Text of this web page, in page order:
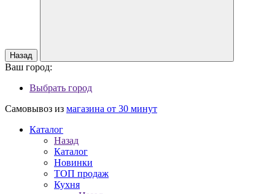
Назад
Ваш город:
Выбрать город
Самовывоз из магазина от 30 минут
Каталог
Назад
Каталог
Новинки
ТОП продаж
Кухня